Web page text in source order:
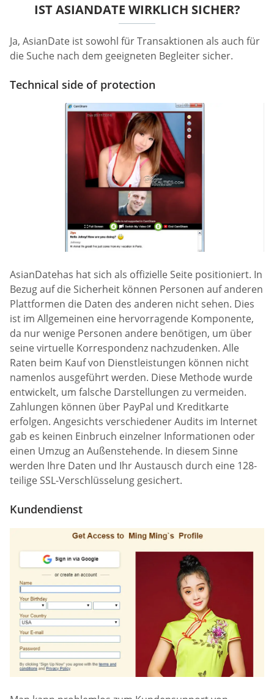
IST ASIANDATE WIRKLICH SICHER?
Ja, AsianDate ist sowohl für Transaktionen als auch für
die Suche nach dem geeigneten Begleiter sicher.
Technical side of protection
AsianDatehas hat sich als offizielle Seite positioniert. In
Bezug auf die Sicherheit können Personen auf anderen
Plattformen die Daten des anderen nicht sehen. Dies
ist im Allgemeinen eine hervorragende Komponente,
da nur wenige Personen andere benötigen, um über
seine virtuelle Korrespondenz nachzudenken. Alle
Raten beim Kauf von Dienstleistungen können nicht
namenlos ausgeführt werden. Diese Methode wurde
entwickelt, um falsche Darstellungen zu vermeiden.
Zahlungen können über PayPal und Kreditkarte
erfolgen. Angesichts verschiedener Audits im Internet
gab es keinen Einbruch einzelner Informationen oder
einen Umzug an Außenstehende. In diesem Sinne
werden Ihre Daten und Ihr Austausch durch eine 128-
teilige SSL-Verschlüsselung gesichert.
Kundendienst